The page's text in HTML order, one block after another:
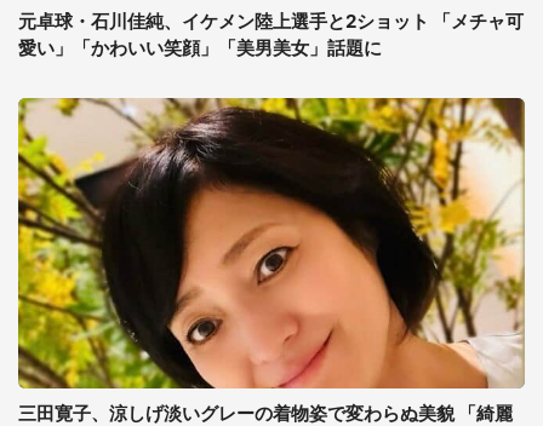
元卓球・石川佳純、イケメン陸上選手と2ショット 「メチャ可
愛い」「かわいい笑顔」「美男美女」話題に
三田寛子、涼しげ淡いグレーの着物姿で変わらぬ美貌 「綺麗